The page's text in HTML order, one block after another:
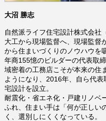
大沼 勝志
自然派ライフ住宅設計株式会社
大工から現場監督へ、現場監督
から住まいづくりのノウハウを
年商155憶のビルダーの代表取
域密着の工務店こそが本来の住
ようになり、2016年、自ら代
宅設計を設立。
耐震化・省エネ化・戸建リノベ
ふれ、住まい手は「何が正しい
く、選別しにくくなっている。